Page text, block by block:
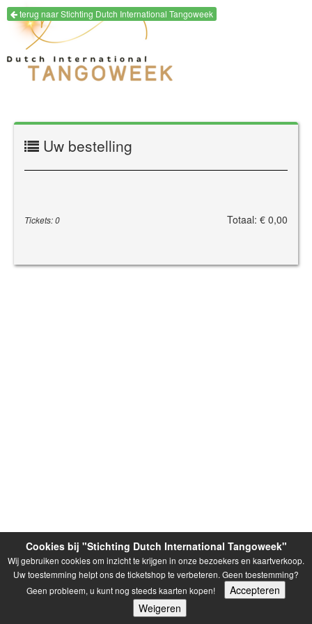
terug naar Stichting Dutch International Tangoweek
Uw bestelling
Tickets: 0 Totaal: € 0,00
De eTickets voor "Stichting Dutch International Tangoweek"
verwerkt doorTicketView.nl| copyright © 2026. TicketView is NIET
aansprakelijk voor de planning, uitvoering én organistatie van het evenement
waarvoor u via onze ticketing-service tickets heeft gekocht. Verdere contacten over uw
eTickets verlopen ALTIJD via "Stichting Dutch International Tangoweek".
Cookies bij "Stichting Dutch International Tangoweek"
Wij gebruiken cookies om inzicht te krijgen in onze bezoekers en kaartverkoop.
Uw toestemming helpt ons de ticketshop te verbeteren. Geen toestemming?
Geen probleem, u kunt nog steeds kaarten kopen!
Accepteren
Weigeren